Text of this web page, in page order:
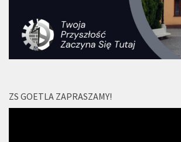
ZS GOETLA ZAPRASZAMY!